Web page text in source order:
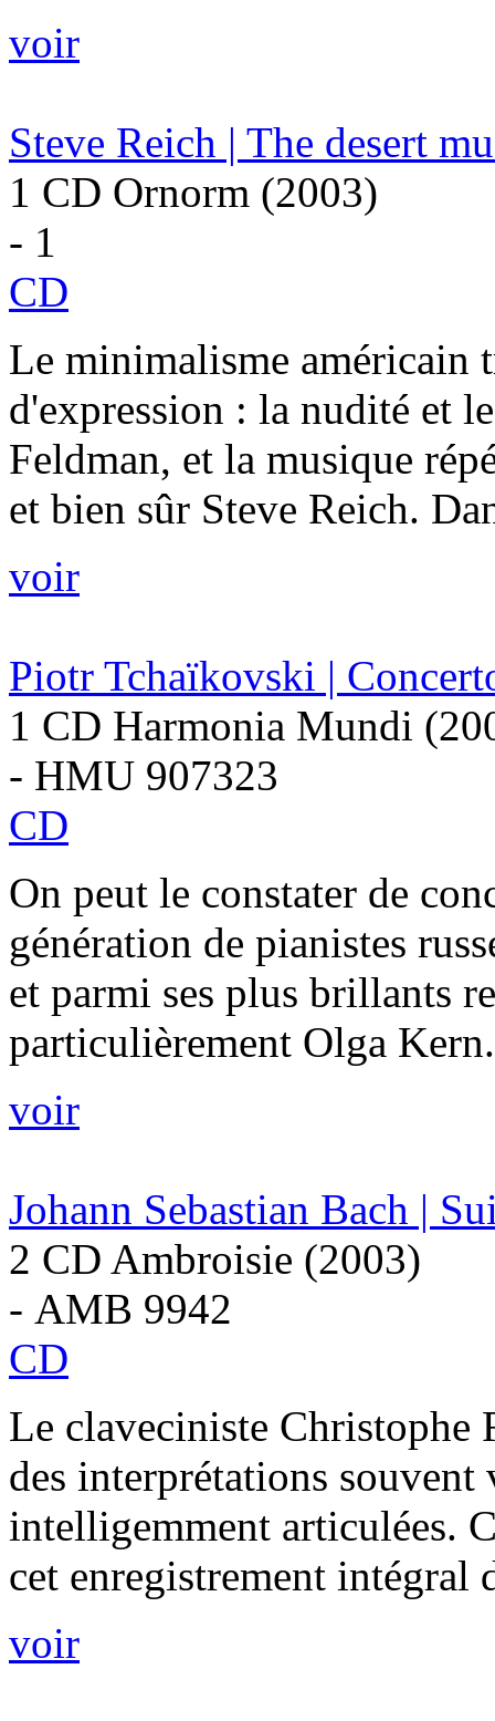
voir
Steve Reich | The desert
1 CD Ornorm (2003)
- 1
CD
Le minimalisme américain
d'expression : la nudité et
Feldman, et la musique
et bien sûr Steve Reich.
voir
Piotr Tchaïkovski |
1 CD Harmonia Mundi
- HMU 907323
CD
On peut le constater de
génération de pianistes
et parmi ses plus brillants
particulièrement Olga
voir
Johann Sebastian Bach |
2 CD Ambroisie (2003)
- AMB 9942
CD
Le claveciniste Christophe
des interprétations
intelligemment articulées.
cet enregistrement intégral
voir